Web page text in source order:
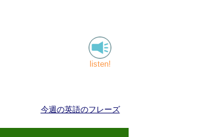
listen!
今週の英語のフレーズ